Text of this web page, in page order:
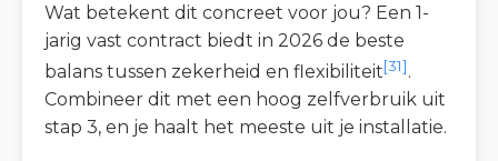
Wat betekent dit concreet voor jou? Een 1-
jarig vast contract biedt in 2026 de beste
balans tussen zekerheid en flexibiliteit[31].
Combineer dit met een hoog zelfverbruik uit
stap 3, en je haalt het meeste uit je installatie.